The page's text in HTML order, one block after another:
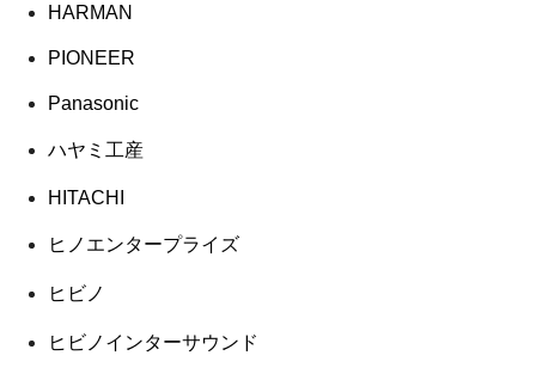
HARMAN
PIONEER
Panasonic
ハヤミ工産
HITACHI
ヒノエンタープライズ
ヒビノ
ヒビノインターサウンド